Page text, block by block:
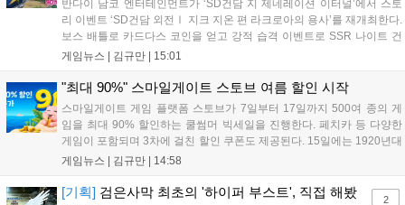
반다이 남코 엔터테인먼트가 ‘SD건담 지 제네레이션 이터널’에서 스토
리 이벤트 ‘SD건담 외전Ⅰ 지크 지온 편 라크로아의 용사’를 재개최한다.
보스 배틀로 카드다스 코인을 얻고 강적 습격 이벤트로 SSR 나이트 건
담을 획득할 수 있다. 로그인 보너스로 최대 다이아 3,000개를 지급하며,
원 증정한다. 또한 9월 30일까지 공식 유튜브에서 특별 프로그램을 시청
할 수 있다....
게임뉴스 | 김규만 15:01
"최대 90%" 스마일게이트 스토브 여름 할인 시작
스마일게이트 게임 플랫폼 스토브가 7일부터 17일까지 500여 종의 게
임을 최대 90% 할인하는 쿨썸머 빅세일을 진행한다. 페치카 등 다양한
게임이 포함되며 3차에 걸친 할인 쿠폰도 제공된다. 15일에는 1920년대
경성 배경의 신작 그날의 신문이 출시되며, 15일부터 17일까지는 국내
은 공식 페이지에서 확인 가능하다....
게임뉴스 | 김규만 14:58
[기획] 검은사막 최초의 '하이퍼 부스트', 직접 해봤
2